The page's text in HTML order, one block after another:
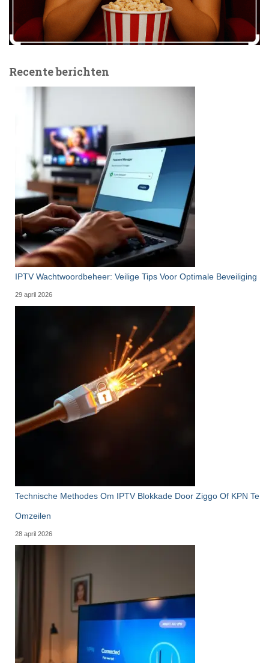
Recente berichten
IPTV Wachtwoordbeheer: Veilige Tips Voor Optimale Beveiliging
29 april 2026
Technische Methodes Om IPTV Blokkade Door Ziggo Of KPN Te
Omzeilen
28 april 2026